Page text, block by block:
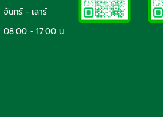
จันทร์ - เสาร์
08:00 - 17:00 น.